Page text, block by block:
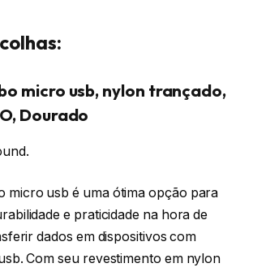
micro usb, nylon trançado,
Dourado
micro usb é uma ótima opção para
e praticidade na hora de
dados em dispositivos com
Com seu revestimento em nylon